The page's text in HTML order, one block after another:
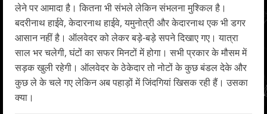
लेने पर आमादा है। कितना भी संभले लेकिन संभलना मुश्किल है।
बदरीनाथ हाईवे, केदारनाथ हाईवे, यमुनोत्री और केदारनाथ एक भी डगर
आसान नहीं है। ऑलवेदर को लेकर बड़े-बड़े सपने दिखाए गए। यात्रा
साल भर चलेगी, घंटों का सफर मिनटों में होगा। सभी प्रकार के मौसम में
सड़क खुली रहेगी। ऑलवेदर के ठेकेदार तो नोटों के कुछ बंडल देके और
कुछ ले के चले गए लेकिन अब पहाड़ों में जिंदगियां खिसक रही हैं। उसका
क्या।